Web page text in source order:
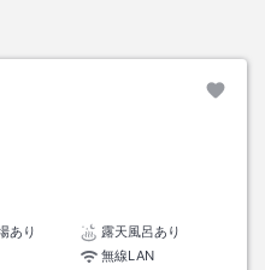
あり
露天風呂あり
無線LAN